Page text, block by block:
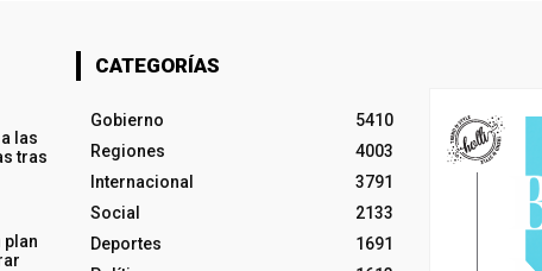
las
tras
plan
CATEGORÍAS
Gobierno
5410
Regiones
4003
Internacional
3791
Social
2133
Deportes
1691